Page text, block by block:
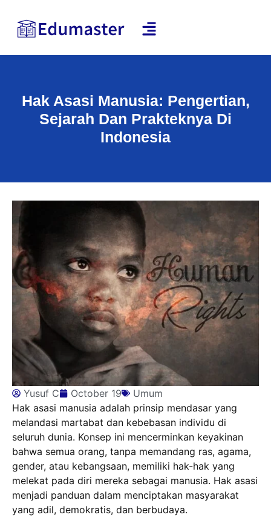
Hak Asasi Manusia: Pengertian,
Sejarah Dan Prakteknya Di
Indonesia
Yusuf C October 19
Umum
Hak asasi manusia adalah prinsip mendasar yang
melandasi martabat dan kebebasan individu di
seluruh dunia. Konsep ini mencerminkan keyakinan
bahwa semua orang, tanpa memandang ras, agama,
gender, atau kebangsaan, memiliki hak-hak yang
melekat pada diri mereka sebagai manusia. Hak asasi
menjadi panduan dalam menciptakan masyarakat
yang adil, demokratis, dan berbudaya.